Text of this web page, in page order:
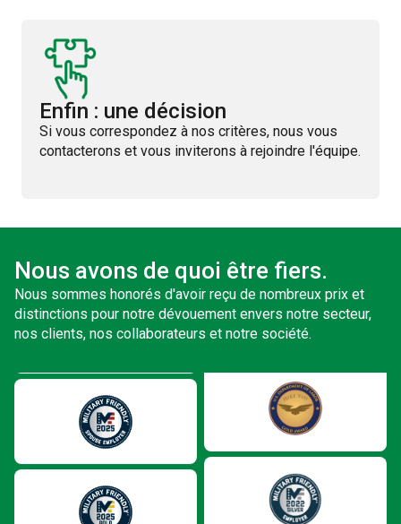
Enfin : une décision
Si vous correspondez à nos critères, nous vous
contacterons et vous inviterons à rejoindre l'équipe.
Nous avons de quoi être fiers.
Nous sommes honorés d'avoir reçu de nombreux prix et
distinctions pour notre dévouement envers notre secteur,
nos clients, nos collaborateurs et notre société.